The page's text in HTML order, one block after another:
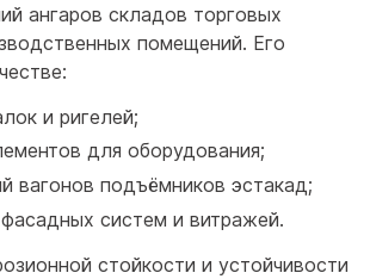
ангаров складов торговых
помещений. Его
и ригелей;
для оборудования;
вагонов подъёмников эстакад;
систем и витражей.
стойкости и устойчивости